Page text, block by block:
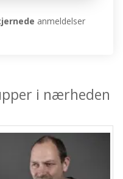
anmeldelser
i nærheden